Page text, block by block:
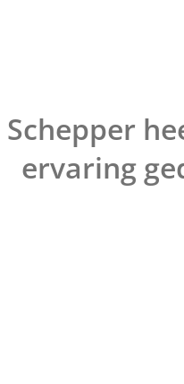
Schepper
ervaring